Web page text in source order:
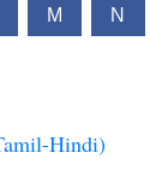
M N
Hindi)